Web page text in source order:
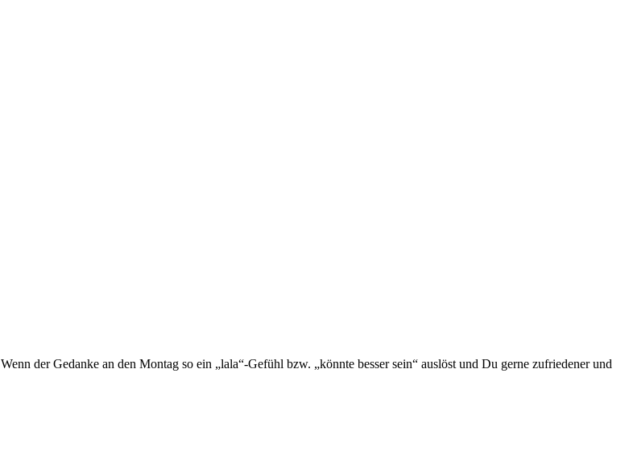
Wenn der Gedanke an den Montag so ein „lala“-Gefühl bzw. „könnte besser sein“ auslöst und Du gerne zufriedener und